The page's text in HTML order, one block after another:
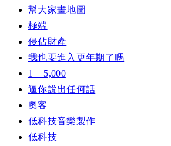
幫大家畫地圖
極端
侵佔財產
我也要進入更年期了嗎
1 = 5,000
逼你說出任何話
奧客
低科技音樂製作
低科技